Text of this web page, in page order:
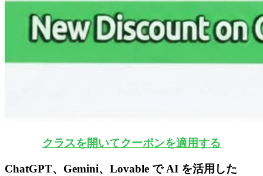
クラスを開いてクーポンを適用する
ChatGPT、Gemini、Lovable で AI を活用した